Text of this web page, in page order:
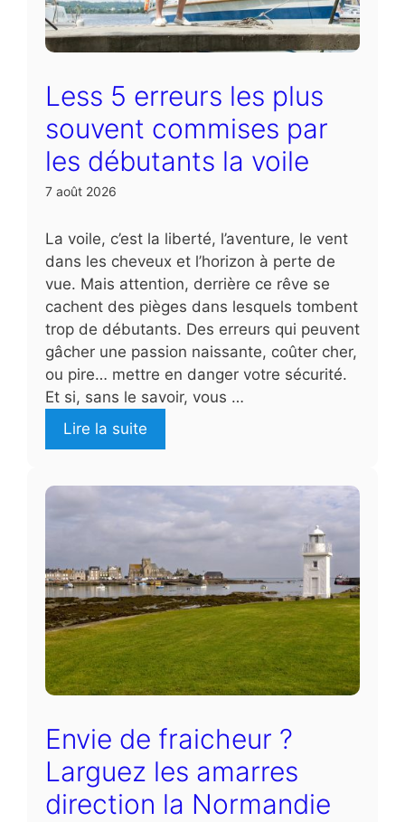
Less 5 erreurs les plus
souvent commises par
les débutants la voile
7 août 2026
La voile, c’est la liberté, l’aventure, le vent
dans les cheveux et l’horizon à perte de
vue. Mais attention, derrière ce rêve se
cachent des pièges dans lesquels tombent
trop de débutants. Des erreurs qui peuvent
gâcher une passion naissante, coûter cher,
ou pire… mettre en danger votre sécurité.
Et si, sans le savoir, vous …
Lire la suite
Envie de fraicheur ?
Larguez les amarres
direction la Normandie